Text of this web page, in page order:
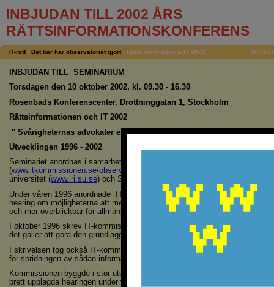
INBJUDAN TILL 2002 ÅRS
RÄTTSINFORMATIONSKONFERENS
IT-rätt / Det här har observatoriet gjort / Rättsinformation & IT 2002 2004-
INBJUDAN TILL SEMINARIUM
Torsdagen den 10 oktober 2002, kl. 09.30 - 16.30
Rosenbads Konferenscenter, Drottninggatan 1, Stockholm
Rättsinformationen och IT 2002
" Svårigheternas advokater eller möjligheternas ambassadörer?"
Utvecklingen 1996 - 2002
Seminariet anordnas i samarbete mellan IT-kommissionens IT-rättsliga
(www.itkommissionen.se/observ
universitet (www.iri.su.se) och Stiftelsen för rättsinformation (
Under våren 1996 anordnade
IT-kommissionen och Stiftelsen för rätts-
hearing om möjligheterna att med hjälp av IT göra rättsinformationen
och mer överblickbar för allmänheten.
I oktober 1996 skrev IT-kommissionen till regeringen och föreslog en rad
det gäller att göra den grundläggande rättsinformationen åtkomlig med
I skrivelsen tog också IT-kommissionen upp olika frågor som rör det
för spridningen av sådan information.
Kommissionen byggde i stor utsträckning förslagen på vad som kom fram
brett upplagda hearingen under våren 1996.